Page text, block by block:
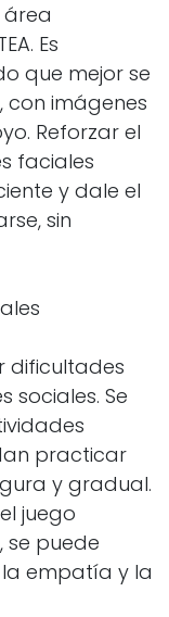
área
Es
que mejor se
con imágenes
Reforzar el
faciales
y dale el
sin
dificultades
sociales. Se
practicar
y gradual.
juego
se puede
empatía y la